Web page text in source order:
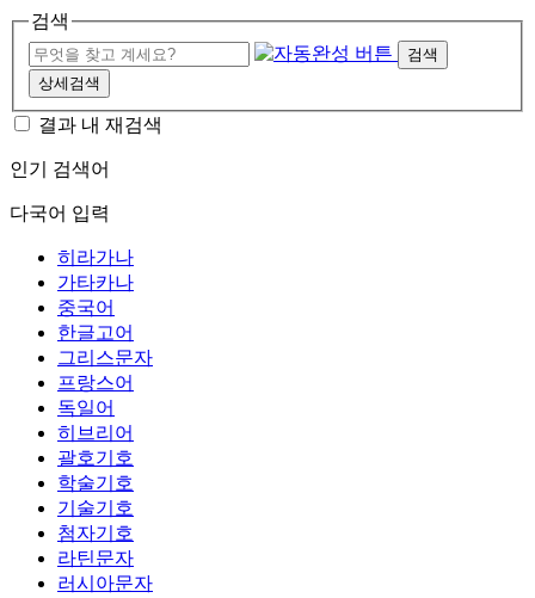
검색
검색
상세검색
결과 내 재검색
인기 검색어
다국어 입력
히라가나
가타카나
중국어
한글고어
그리스문자
프랑스어
독일어
히브리어
괄호기호
학술기호
기술기호
첨자기호
라틴문자
러시아문자